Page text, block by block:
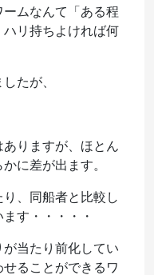
ムなんて「ある程
リ持ちよければ何
たが、
りますが、ほとん
に差が出ます。
、同船者と比較し
す・・・・・
当たり前化してい
ることができるワ